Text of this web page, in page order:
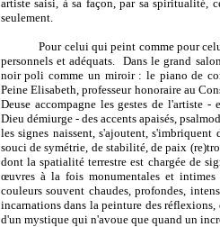
artiste saisi, à sa façon, par sa spiritualité,
seulement.
Pour celui qui peint comme pour
personnels et adéquats.
Dans le grand
noir poli comme un miroir : le piano de
Peine Elisabeth, professeur honoraire au
Deuse accompagne les gestes de l'artiste
Dieu démiurge - des accents apaisés,
les signes naissent, s'ajoutent,
souci de symétrie, de stabilité, de paix
dont la spatialité terrestre est chargée de
œuvres à la fois monumentales et intimes
couleurs souvent chaudes, profondes,
incarnations dans la peinture des
d'un mystique qui n'avoue que quand un